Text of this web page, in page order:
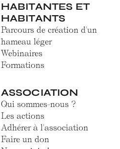
HABITANTES ET
HABITANTS
Parcours de création d'un
hameau léger
Webinaires
Formations
ASSOCIATION
Qui sommes-nous ?
Les actions
Adhérer à l'association
Faire un don